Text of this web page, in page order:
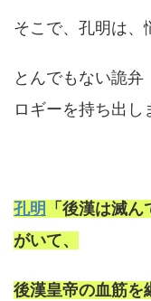
そこで、孔明は、
とんでもない詭
ロギーを持ち出し
孔明
「後漢は滅
がいて、
後漢皇帝の血筋を